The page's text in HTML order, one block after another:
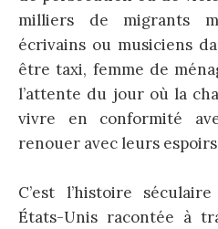
milliers de migrants
écrivains ou musiciens
être taxi, femme de
l’attente du jour où la
vivre en conformité
renouer avec leurs
C’est l’histoire
États-Unis racontée à